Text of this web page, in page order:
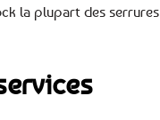
la plupart des serrures